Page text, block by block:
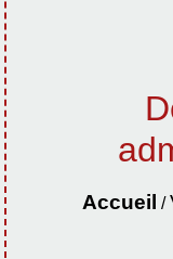
Accueil /